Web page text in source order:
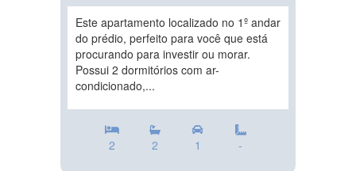
Este apartamento localizado no 1º andar
do prédio, perfeito para você que está
procurando para investir ou morar.
Possui 2 dormitórios com ar-
condicionado,...
2 2 1 -